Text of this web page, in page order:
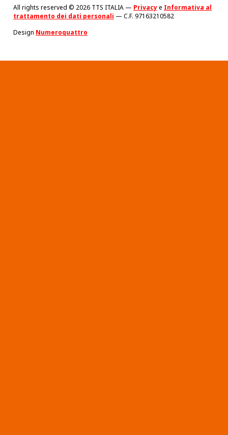
All rights reserved © 2026 TTS ITALIA — Privacye Informativa al
trattamento dei dati personali — C.F. 97163210582
Design Numeroquattro